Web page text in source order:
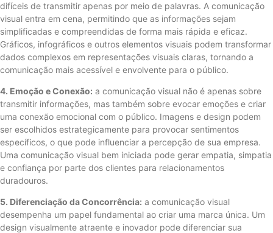
difíceis de transmitir apenas por meio de palavras. A comunicação
visual entra em cena, permitindo que as informações sejam
simplificadas e compreendidas de forma mais rápida e eficaz.
Gráficos, infográficos e outros elementos visuais podem transformar
dados complexos em representações visuais claras, tornando a
comunicação mais acessível e envolvente para o público.
4. Emoção e Conexão: a comunicação visual não é apenas sobre
transmitir informações, mas também sobre evocar emoções e criar
uma conexão emocional com o público. Imagens e design podem
ser escolhidos estrategicamente para provocar sentimentos
específicos, o que pode influenciar a percepção de sua empresa.
Uma comunicação visual bem iniciada pode gerar empatia, simpatia
e confiança por parte dos clientes para relacionamentos
duradouros.
5. Diferenciação da Concorrência: a comunicação visual
desempenha um papel fundamental ao criar uma marca única. Um
design visualmente atraente e inovador pode diferenciar sua